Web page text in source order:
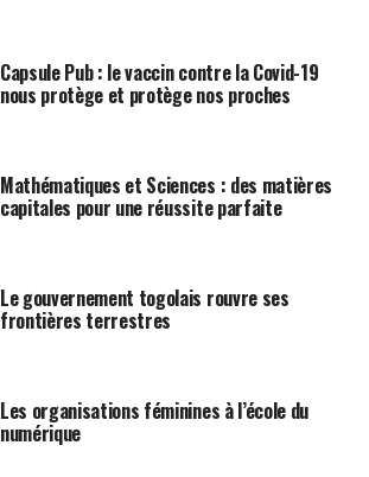
Capsule Pub : le vaccin contre la Covid-19
nous protège et protège nos proches
Mathématiques et Sciences : des matières
capitales pour une réussite parfaite
Le gouvernement togolais rouvre ses
frontières terrestres
Les organisations féminines à l’école du
numérique